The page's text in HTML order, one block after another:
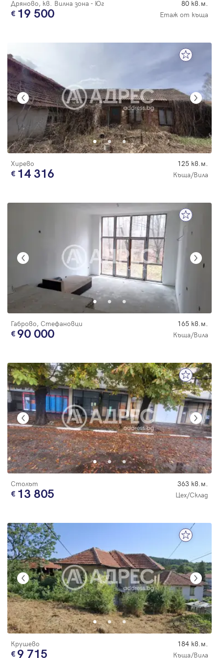
Дряново, кв. Вилна зона - Юг 80 кв.м.
19 500 Етаж от къща
Хирево 125 кв.м.
14 316 Къща/Вила
Габрово, Стефановци 165 кв.м.
90 000 Къща/Вила
Столът 363 кв.м.
13 805 Цех/Склад
Крушево 184 кв.м.
9 715 Къща/Вила